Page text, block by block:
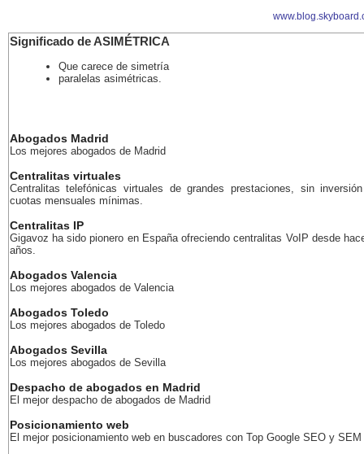
Significado de ASIMÉTRICA
Que carece de simetría
paralelas asimétricas.
Abogados Madrid
Los mejores abogados de Madrid
Centralitas virtuales
Centralitas telefónicas virtuales de grandes prestaciones, sin
cuotas mensuales mínimas.
Centralitas IP
Gigavoz ha sido pionero en España ofreciendo centralitas VoIP desde
años.
Abogados Valencia
Los mejores abogados de Valencia
Abogados Toledo
Los mejores abogados de Toledo
Abogados Sevilla
Los mejores abogados de Sevilla
Despacho de abogados en Madrid
El mejor despacho de abogados de Madrid
Posicionamiento web
El mejor posicionamiento web en buscadores con Top Google SEO y SEM